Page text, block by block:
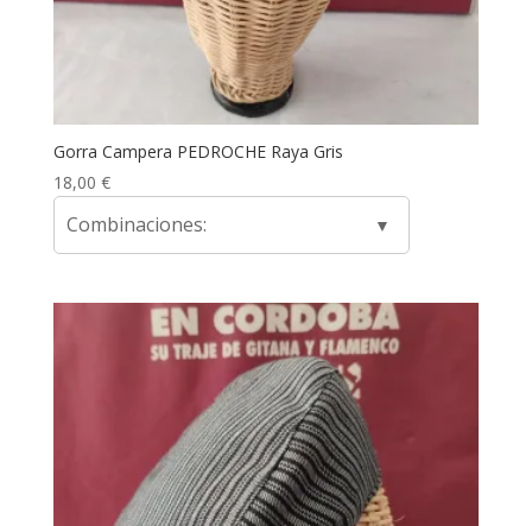
Gorra Campera PEDROCHE Raya Gris
18,00 €
Combinaciones: